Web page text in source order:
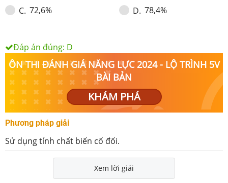
C. 72,6% D. 78,4%
Đáp án đúng: D
ÔN THI ĐÁNH GIÁ NĂNG LỰC 2024 - LỘ TRÌNH 5V
BÀI BẢN
KHÁM PHÁ
Phương pháp giải
Sử dụng tính chất biến cố đối.
Xem lời giải